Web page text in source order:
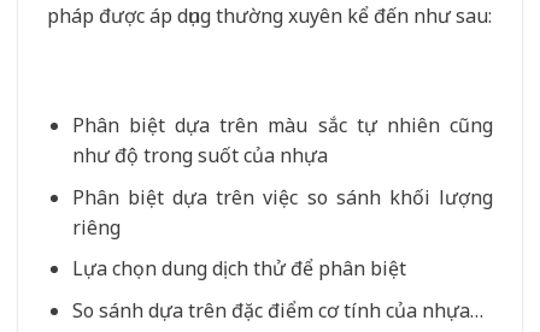
pháp được áp dụng thường xuyên kể đến như sau:
Phân biệt dựa trên màu sắc tự nhiên cũng
như độ trong suốt của nhựa
Phân biệt dựa trên việc so sánh khối lượng
riêng
Lựa chọn dung dịch thử để phân biệt
So sánh dựa trên đặc điểm cơ tính của nhựa…